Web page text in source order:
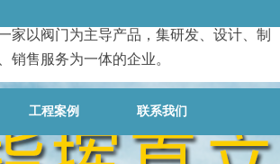
家以阀门为主导产品，集研发、设计、制
销售服务为一体的企业。
工程案例 联系我们